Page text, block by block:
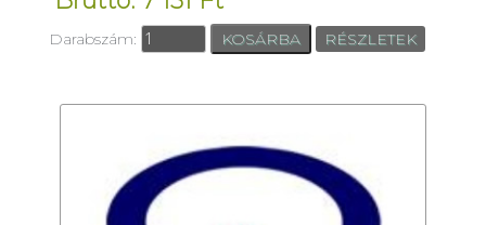
Darabszám: RÉSZLETEK